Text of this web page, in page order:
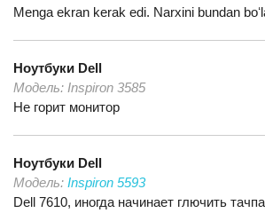
Menga ekran kerak edi. Narxini bundan
Ноутбуки Dell
Модель: Inspiron 3585
Не горит монитор
Ноутбуки Dell
Модель: Inspiron 5593
Dell 7610, иногда начинает глючить